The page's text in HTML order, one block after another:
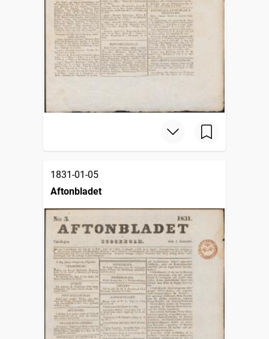
1831-01-05
Aftonbladet